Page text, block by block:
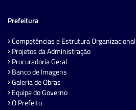
Prefeitura
Competências e Estrutura Organizacional
Projetos da Administração
Procuradoria Geral
Banco de Imagens
Galeria de Obras
Equipe do Governo
O Prefeito